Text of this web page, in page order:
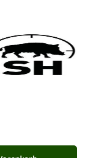
oder benutze die